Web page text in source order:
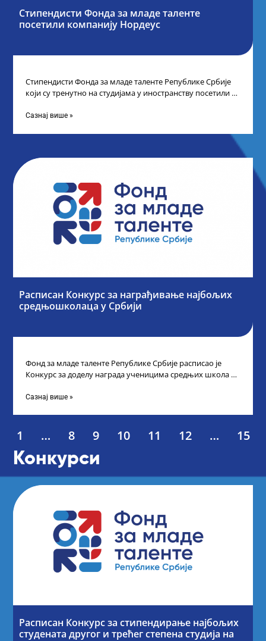
Стипендисти Фонда за младе таленте
посетили компанију Нордеус
Стипендисти Фонда за младе таленте Републике Србије
који су тренутно на студијама у иностранству посетили су
Сазнај више »
Расписан Конкурс за награђивање најбољих
средњошколаца у Србији
Фонд за младе таленте Републике Србије расписао је
Конкурс за доделу награда ученицима средњих школа за
Сазнај више »
1 … 8 9 10 11 12 … 15
Конкурси
Расписан Конкурс за стипендирање најбољих
студената другог и трећег степена студија на